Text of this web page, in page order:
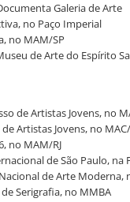
Galeria de Arte
no Paço Imperial
no MAM/SP
de Arte do Espírito
de Artistas Jovens, no
de Artistas Jovens, no
no MAM/RJ
de São Paulo,
Nacional de Arte
de Serigrafia, no MMBA